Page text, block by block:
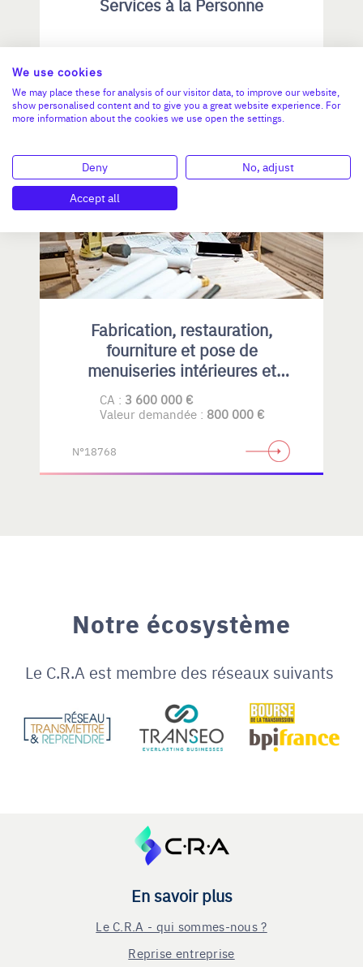
Valeur demandée :
N°18770
ÎLE-DE-FRANCE
Fabrication, restauration,
fourniture et pose de
menuiseries intérieures et
extérieures , principalement en
bois
CA : 3 600 000 €
Valeur demandée : 800 000 €
N°18768
Notre écosystème
Le C.R.A est membre des réseaux suivants
En savoir plus
Le C.R.A - qui sommes-nous ?
Reprise entreprise
We use cookies
We may place these for analysis of our visitor data, to improve our website,
show personalised content and to give you a great website experience. For
more information about the cookies we use open the settings.
Deny
No, adjust
Accept all